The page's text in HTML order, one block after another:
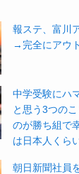
報ステ、富川
→完全にアウ
中学受験にハ
と思う3つの
のが勝ち組で
は日本人くら
朝日新聞社員